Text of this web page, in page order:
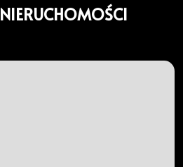
NIERUCHOMOŚCI